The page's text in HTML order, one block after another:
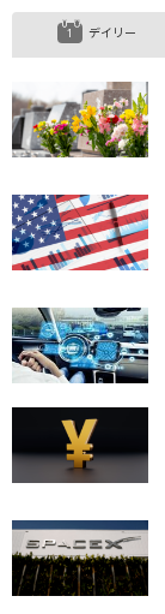
デイリー